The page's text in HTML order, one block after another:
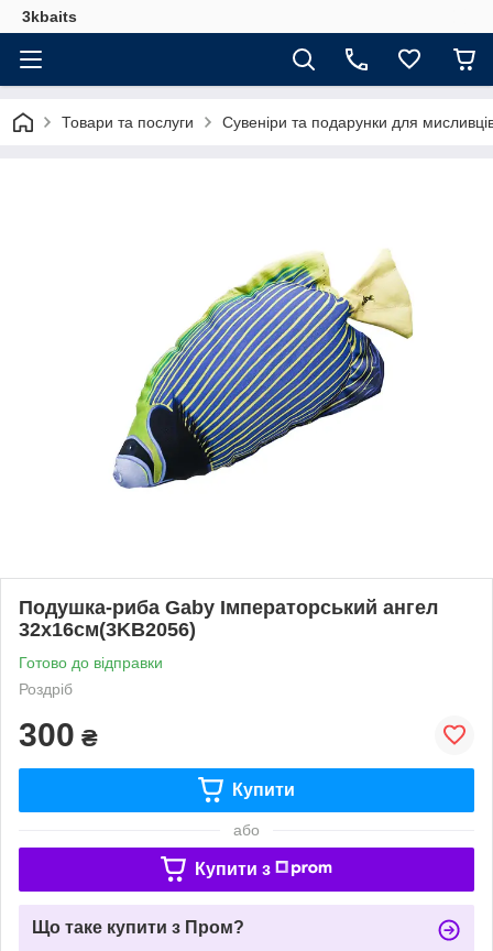
3kbaits
Товари та послуги Сувеніри та подарунки для
Подушка-риба Gaby Імператорський ангел
32х16см(3KB2056)
Готово до відправки
Роздріб
300 ₴
Купити
або
Купити з
Що таке купити з Пром?